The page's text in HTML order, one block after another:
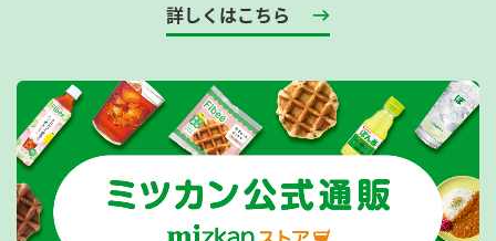
詳しくはこちら